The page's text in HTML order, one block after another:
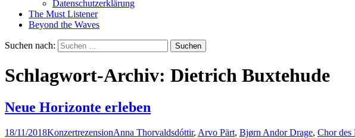
Datenschutzerklärung
The Must Listener
Beyond the Waves
Suchen nach:
Schlagwort-Archiv: Dietrich Buxtehude
Neue Horizonte erleben
18/11/2018KonzertrezensionAnna Thorvaldsdóttir, Arvo Pärt, Bjørn Andor Drage, Chor des